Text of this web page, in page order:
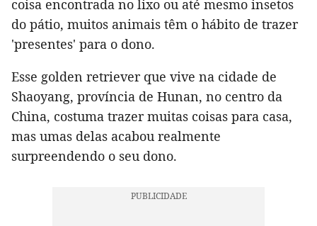
coisa encontrada no lixo ou até mesmo insetos
do pátio, muitos animais têm o hábito de trazer
'presentes' para o dono.
Esse golden retriever que vive na cidade de
Shaoyang, província de Hunan, no centro da
China, costuma trazer muitas coisas para casa,
mas umas delas acabou realmente
surpreendendo o seu dono.